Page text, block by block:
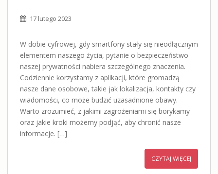
17 lutego 2023
W dobie cyfrowej, gdy smartfony stały się nieodłącznym
elementem naszego życia, pytanie o bezpieczeństwo
naszej prywatności nabiera szczególnego znaczenia.
Codziennie korzystamy z aplikacji, które gromadzą
nasze dane osobowe, takie jak lokalizacja, kontakty czy
wiadomości, co może budzić uzasadnione obawy.
Warto zrozumieć, z jakimi zagrożeniami się borykamy
oraz jakie kroki możemy podjąć, aby chronić nasze
informacje. […]
CZYTAJ WIĘCEJ